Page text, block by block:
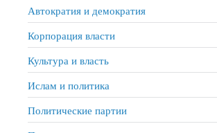
Автократия и демократия
Корпорация власти
Культура и власть
Ислам и политика
Политические партии